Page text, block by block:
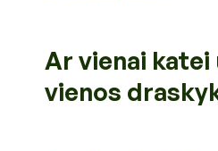
Ar vienai katei
vienos